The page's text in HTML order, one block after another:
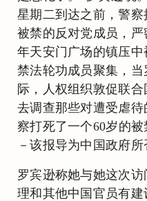
星期二到达之前，警
被禁的反对党成员，
年天安门广场的镇压
禁法轮功成员聚集，
际，人权组织敦促联
去调查那些对遭受虐
察打死了一个60岁的
－该报导为中国政府所
罗宾逊称她与她这次
理和其他中国官员有